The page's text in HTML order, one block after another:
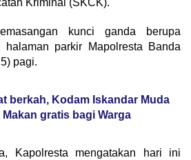
Kriminal (SKCK).
kunci ganda berupa
parkir Mapolresta Banda
pagi.
berkah, Kodam Iskandar Muda
gratis bagi Warga
Kapolresta mengatakan hari ini